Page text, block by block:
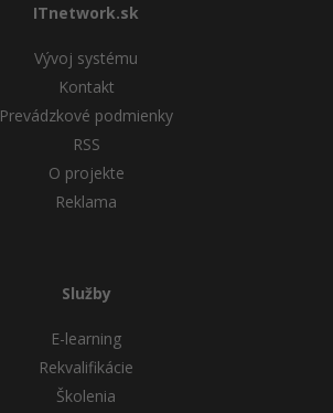
ITnetwork.sk
Vývoj systému
Kontakt
Prevádzkové podmienky
RSS
O projekte
Reklama
Služby
E-learning
Rekvalifikácie
Školenia